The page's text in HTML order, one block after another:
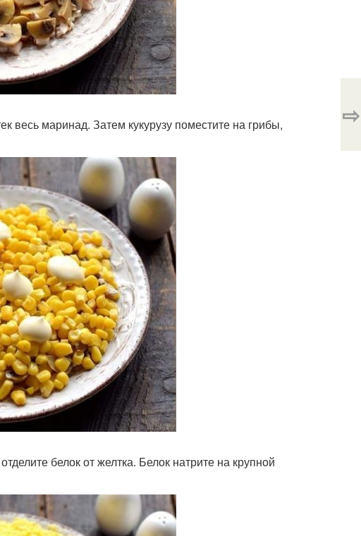
весь маринад. Затем кукурузу поместите на грибы,
белок от желтка. Белок натрите на крупной
⇨